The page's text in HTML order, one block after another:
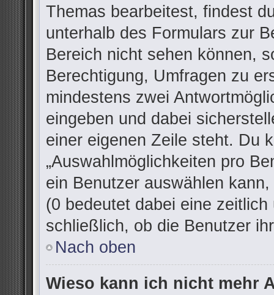
Themas bearbeitest, findest
unterhalb des Formulars zur
Bereich nicht sehen können,
Berechtigung, Umfragen zu
mindestens zwei
eingeben und dabei
einer eigenen Zeile steht. Du
„Auswahlmöglichkeiten pro
ein Benutzer auswählen
(0 bedeutet dabei eine
schließlich, ob die Benutzer
Nach oben
Wieso kann ich nicht mehr